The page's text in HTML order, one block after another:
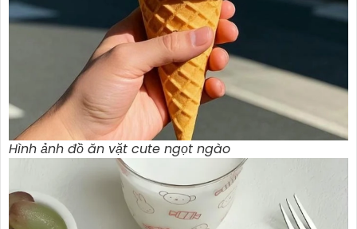
Hình ảnh đồ ăn vặt cute ngọt ngào